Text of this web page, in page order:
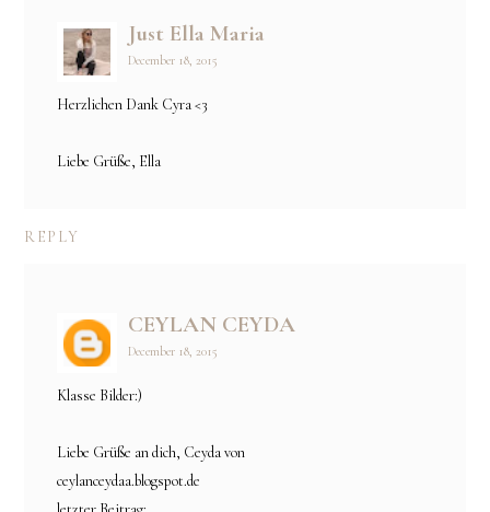
Just Ella Maria
December 18, 2015
Herzlichen Dank Cyra <3
Liebe Grüße, Ella
REPLY
CEYLAN CEYDA
December 18, 2015
Klasse Bilder:)
Liebe Grüße an dich, Ceyda von
ceylanceydaa.blogspot.de